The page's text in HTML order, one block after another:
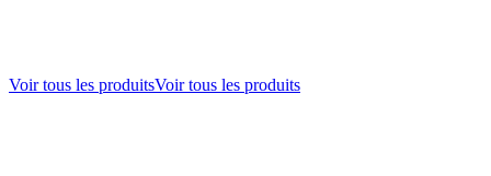
Voir tous les produitsVoir tous les produits